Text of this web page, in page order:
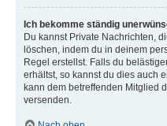
Ich bekomme ständig
Du kannst Private Nachrichten,
löschen, indem du in deinem
Regel erstellst. Falls du
erhältst, so kannst du dies auch
kann dem betreffenden Mitglied
versenden.